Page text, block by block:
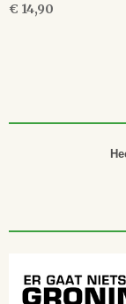
€ 14,90